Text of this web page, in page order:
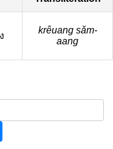
krêuang sǎm-
aang